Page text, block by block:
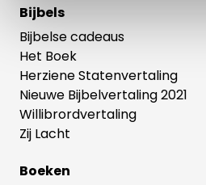
Bijbels
Bijbelse cadeaus
Het Boek
Herziene Statenvertaling
Nieuwe Bijbelvertaling 2021
Willibrordvertaling
Zij Lacht
Boeken